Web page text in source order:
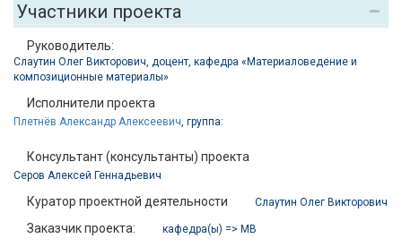
Участники проекта
Руководитель:
Слаутин Олег Викторович, доцент, кафедра «Материаловедение и
композиционные материалы»
Исполнители проекта
Плетнёв Александр Алексеевич, группа:
Консультант (консультанты) проекта
Серов Алексей Геннадьевич
Куратор проектной деятельности Слаутин Олег Викторович
Заказчик проекта: кафедра(ы) => МВ